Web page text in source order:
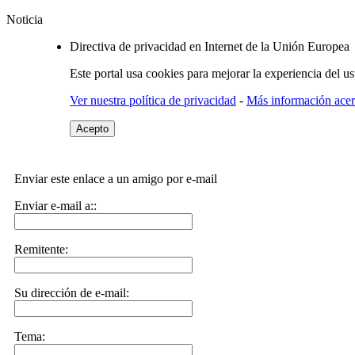
Noticia
Directiva de privacidad en Internet de la Unión Europea
Este portal usa cookies para mejorar la experiencia del
Ver nuestra política de privacidad - Más información
Acepto
Enviar este enlace a un amigo por e-mail
Enviar e-mail a::
Remitente:
Su dirección de e-mail:
Tema: